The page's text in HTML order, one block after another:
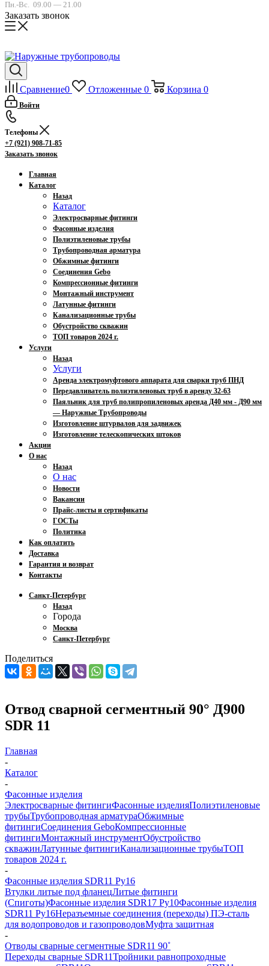
Пн.-Вс. 09.00 — 21.00
Заказать звонок
Сравнение0 Отложенные 0 Корзина 0
Войти
Телефоны
+7 (921) 908-71-85
Заказать звонок
Главная
Каталог
Назад
Каталог
Электросварные фитинги
Фасонные изделия
Полиэтиленовые трубы
Трубопроводная арматура
Обжимные фитинги
Соединения Gebo
Компрессионные фитинги
Монтажный инструмент
Латунные фитинги
Канализационные трубы
Обустройство скважин
ТОП товаров 2024 г.
Услуги
Назад
Услуги
Аренда электромуфтового аппарата для сварки труб ПНД
Передавливатель полиэтиленовых труб в аренду 32-63
Паяльник для труб полипропиленовых аренда Д40 мм - Д90 мм
— Наружные Трубопроводы
Изготовление штурвалов для задвижек
Изготовление телескопических штоков
Акции
О нас
Назад
О нас
Новости
Вакансии
Прайс-листы и сертификаты
ГОСТы
Политика
Как оплатить
Доставка
Гарантия и возврат
Контакты
Санкт-Петербург
Назад
Города
Москва
Санкт-Петербург
Поделиться
Отвод сварной сегментный 90° Д900
SDR 11
Главная
-
Каталог
-
Фасонные изделия
Электросварные фитингиФасонные изделияПолиэтиленовые
трубыТрубопроводная арматураОбжимные
фитингиСоединения GeboКомпрессионные
фитингиМонтажный инструментОбустройство
скважинЛатунные фитингиКанализационные трубыТОП
товаров 2024 г.
-
Фасонные изделия SDR11 Ру16
Втулки литые под фланецЛитые фитинги
(Спиготы)Фасонные изделия SDR17 Ру10Фасонные изделия
SDR11 Ру16Неразъемные соединения (переходы) ПЭ-сталь
для водопроводов и газопроводовМуфта защитная
-
Отводы сварные сегментные SDR11 90˚
Переходы сварные SDR11Тройники равнопроходные